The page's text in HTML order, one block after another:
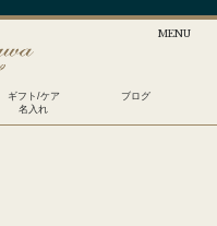
ギフト/ケア
名入れ
ブログ